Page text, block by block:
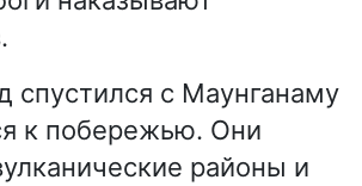
спустился с Маунганаму
к побережью. Они
районы и